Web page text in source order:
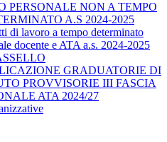
PERSONALE NON A TEMPO
A.S 2024-2025
di lavoro a tempo determinato
docente e ATA a.s. 2024-2025
GRADUATORIE DI
PROVVISORIE III FASCIA
ATA 2024/27